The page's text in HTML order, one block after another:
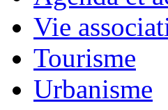
Vie
Tourisme
Urbanisme